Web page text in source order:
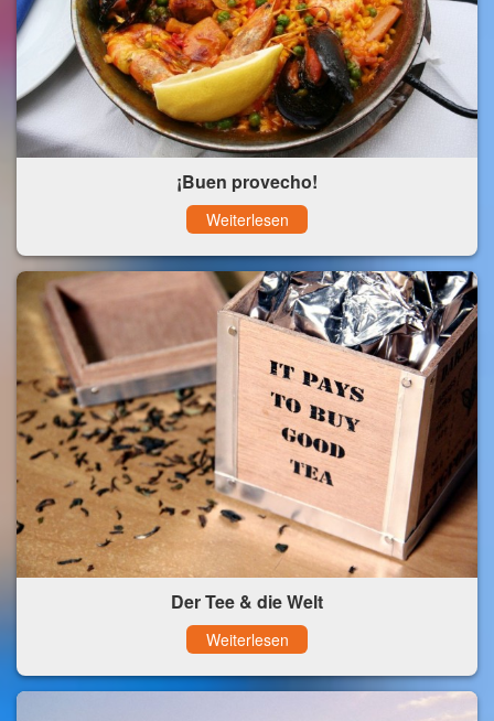
¡Buen provecho!
Weiterlesen
Der Tee & die Welt
Weiterlesen